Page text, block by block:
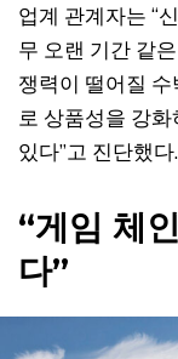
업계 관계자는 “
무 오랜 기간 같
쟁력이 떨어질 수
로 상품성을 강
있다”고 진단했다.
“게임 체
다”